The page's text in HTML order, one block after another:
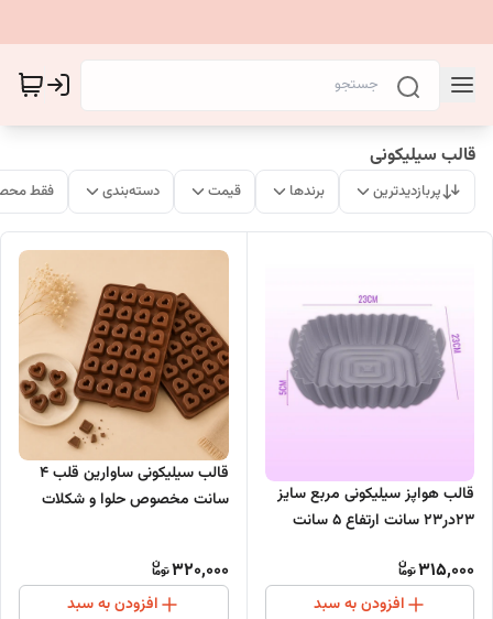
قالب سیلیکونی
پربازدیدترین برندها قیمت دسته‌بندی فقط
قالب هواپز سیلیکونی مربع سایز
23در23 سانت ارتفاع 5 سانت
315,000
افزودن به سبد
قالب سیلیکونی ساوارین قلب 4
سانت مخصوص حلوا و شکلات
320,000
افزودن به سبد